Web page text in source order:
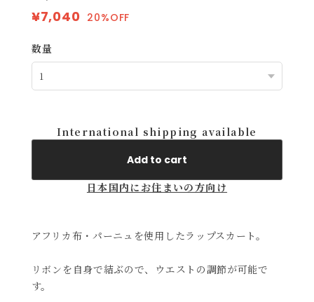
¥7,040 20%OFF
数量
International shipping available
Add to cart
日本国内にお住まいの方向け
アフリカ布・パーニュを使用したラップスカート。
リボンを自身で結ぶので、ウエストの調節が可能で
す。